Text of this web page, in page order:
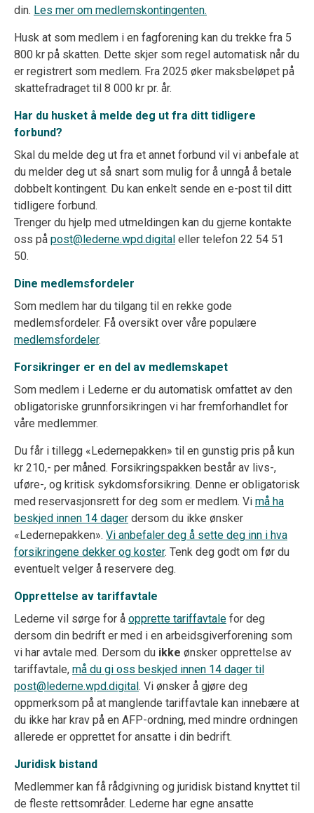
din. Les mer om medlemskontingenten.
Husk at som medlem i en fagforening kan du trekke fra 5
800 kr på skatten. Dette skjer som regel automatisk når du
er registrert som medlem. Fra 2025 øker maksbeløpet på
skattefradraget til 8 000 kr pr. år.
Har du husket å melde deg ut fra ditt tidligere
forbund?
Skal du melde deg ut fra et annet forbund vil vi anbefale at
du melder deg ut så snart som mulig for å unngå å betale
dobbelt kontingent. Du kan enkelt sende en e-post til ditt
tidligere forbund.
Trenger du hjelp med utmeldingen kan du gjerne kontakte
oss på post@lederne.wpd.digital eller telefon 22 54 51
50.
Dine medlemsfordeler
Som medlem har du tilgang til en rekke gode
medlemsfordeler. Få oversikt over våre populære
medlemsfordeler.
Forsikringer er en del av medlemskapet
Som medlem i Lederne er du automatisk omfattet av den
obligatoriske grunnforsikringen vi har fremforhandlet for
våre medlemmer.
Du får i tillegg «Ledernepakken» til en gunstig pris på kun
kr 210,- per måned. Forsikringspakken består av livs-,
uføre-, og kritisk sykdomsforsikring. Denne er obligatorisk
med reservasjonsrett for deg som er medlem. Vi må ha
beskjed innen 14 dager dersom du ikke ønsker
«Ledernepakken». Vi anbefaler deg å sette deg inn i hva
forsikringene dekker og koster. Tenk deg godt om før du
eventuelt velger å reservere deg.
Opprettelse av tariffavtale
Lederne vil sørge for å opprette tariffavtale for deg
dersom din bedrift er med i en arbeidsgiverforening som
vi har avtale med. Dersom du ikke ønsker opprettelse av
tariffavtale, må du gi oss beskjed innen 14 dager til
post@lederne.wpd.digital . Vi ønsker å gjøre deg
oppmerksom på at manglende tariffavtale kan innebære at
du ikke har krav på en AFP-ordning, med mindre ordningen
allerede er opprettet for ansatte i din bedrift.
Juridisk bistand
Medlemmer kan få rådgivning og juridisk bistand knyttet til
de fleste rettsområder. Lederne har egne ansatte